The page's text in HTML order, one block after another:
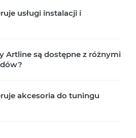
usługi instalacji i
Artline są dostępne z różnymi
akcesoria do tuningu